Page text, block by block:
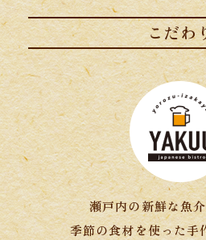
こだわ
瀬戸内の新鮮な魚
季節の食材を使った手